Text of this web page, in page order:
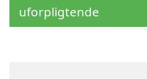
uforpligtende